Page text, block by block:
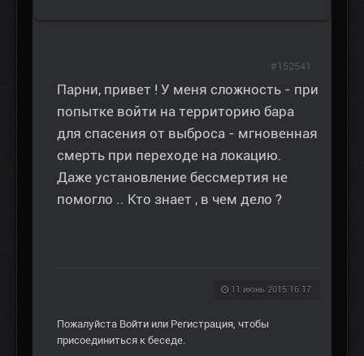
Парни, привет ! У меня сложность - при
попытке войти на территорию бара
для спасения от выброса - мгновенная
смерть при переходе на локацию.
Даже установление бессмертия не
помогло .. Кто знает , в чем дело ?
11 июнь 2015 16:17
#152541
Пожалуйста Войти или Регистрация, чтобы
присоединиться к беседе.